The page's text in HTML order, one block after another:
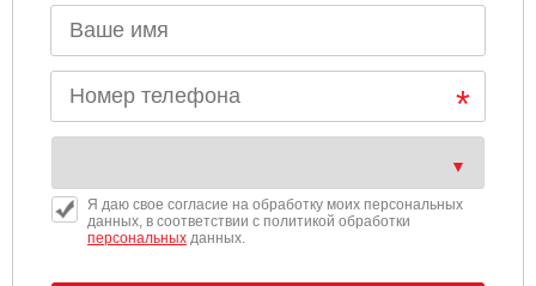
Я даю свое согласие на обработку моих персональных
данных, в соответствии с политикой обработки
персональныхданных.